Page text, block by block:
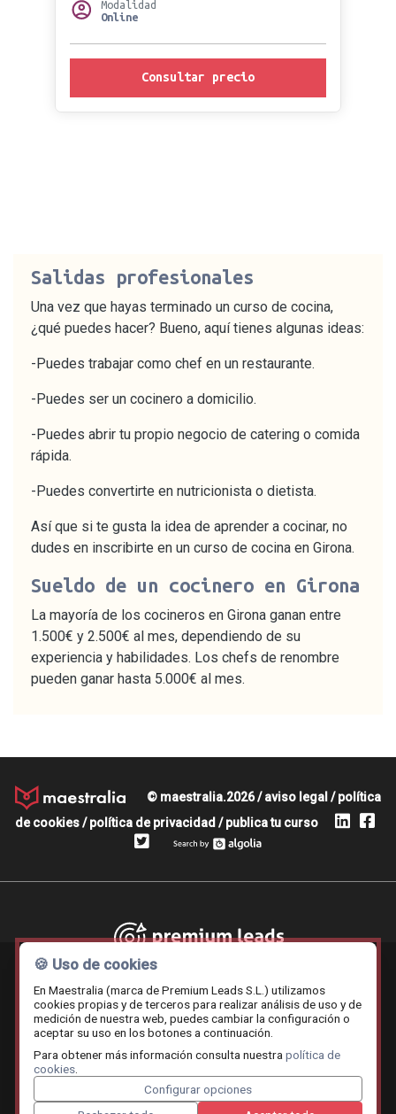
Modalidad
Online
Consultar precio
Salidas profesionales
Una vez que hayas terminado un curso de cocina,
¿qué puedes hacer? Bueno, aquí tienes algunas ideas:
-Puedes trabajar como chef en un restaurante.
-Puedes ser un cocinero a domicilio.
-Puedes abrir tu propio negocio de catering o comida
rápida.
-Puedes convertirte en nutricionista o dietista.
Así que si te gusta la idea de aprender a cocinar, no
dudes en inscribirte en un curso de cocina en Girona.
Sueldo de un cocinero en Girona
La mayoría de los cocineros en Girona ganan entre
1.500€ y 2.500€ al mes, dependiendo de su
experiencia y habilidades. Los chefs de renombre
pueden ganar hasta 5.000€ al mes.
© maestralia.2026 /aviso legal /política
de cookies/política de privacidad /publica tu curso
Premium leads
Contratar.online Beemy.es
🍪 Uso de cookies
En Maestralia (marca de Premium Leads S.L.) utilizamos
cookies propias y de terceros para realizar análisis de uso y de
medición de nuestra web, puedes cambiar la configuración o
aceptar su uso en los botones a continuación.
Para obtener más información consulta nuestrapolítica de
cookies
Configurar opciones